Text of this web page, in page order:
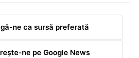
ne ca sursă preferată
ne pe Google News